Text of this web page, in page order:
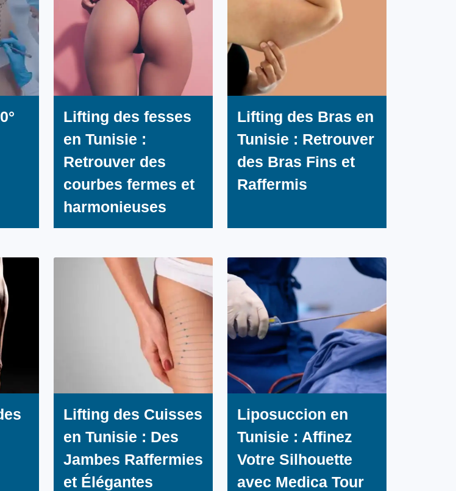
Lifting des fesses
en Tunisie :
Retrouver des
courbes fermes et
harmonieuses
Lifting des Bras en
Tunisie : Retrouver
des Bras Fins et
Raffermis
Lifting des Cuisses
en Tunisie : Des
Jambes Raffermies
et Élégantes
Liposuccion en
Tunisie : Affinez
Votre Silhouette
avec Medica Tour